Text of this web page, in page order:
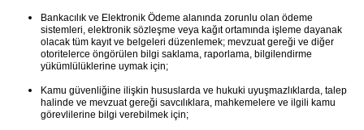
Bankacılık ve Elektronik Ödeme alanında zorunlu olan ödeme
sistemleri, elektronik sözleşme veya kağıt ortamında işleme dayanak
olacak tüm kayıt ve belgeleri düzenlemek; mevzuat gereği ve diğer
otoritelerce öngörülen bilgi saklama, raporlama, bilgilendirme
yükümlülüklerine uymak için;
Kamu güvenliğine ilişkin hususlarda ve hukuki uyuşmazlıklarda, talep
halinde ve mevzuat gereği savcılıklara, mahkemelere ve ilgili kamu
görevlilerine bilgi verebilmek için;